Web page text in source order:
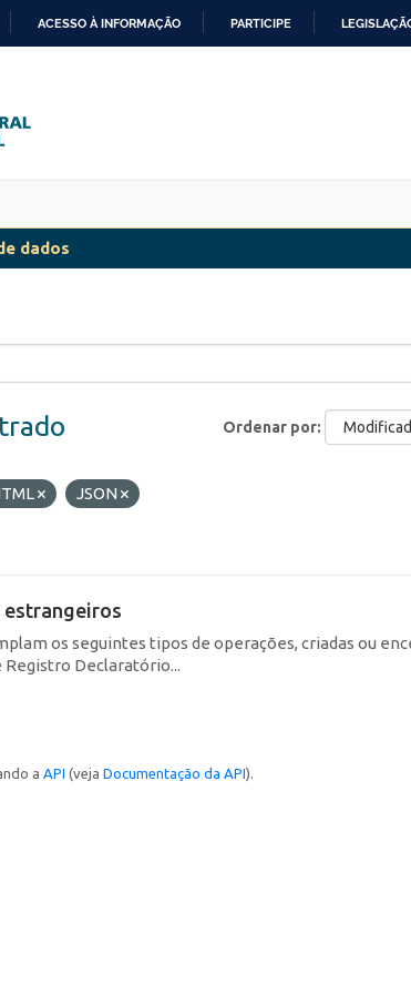
ACESSO À INFORMAÇÃO PARTICIPE
dados
Ordenar por
JSON
estrangeiros
os seguintes tipos de operações, criadas ou
Declaratório...
a API (veja Documentação da API).